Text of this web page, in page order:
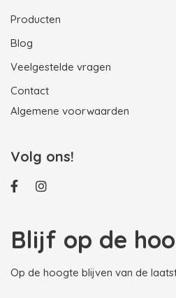
Producten
Blog
Veelgestelde vragen
Contact
Algemene voorwaarden
Volg ons!
Blijf op de
Op de hoogte blijven van de